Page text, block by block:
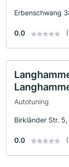
Erbenschwang
0.0
Autotuning
Birkländer Str.
0.0